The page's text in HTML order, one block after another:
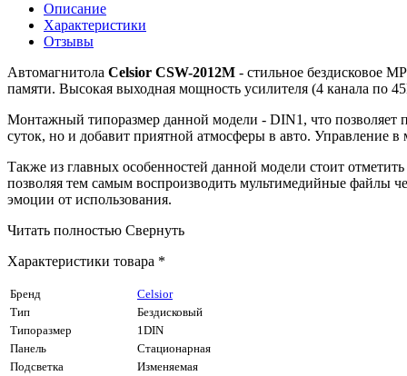
Описание
Характеристики
Отзывы
Автомагнитола Celsior CSW-2012M - стильное бездисковое
памяти. Высокая выходная мощность усилителя (4 канала по
Монтажный типоразмер данной модели - DIN1, что позволяет
суток, но и добавит приятной атмосферы в авто. Управление
Также из главных особенностей данной модели стоит
позволяя тем самым воспроизводить мультимедийные файлы
эмоции от использования.
Читать полностью Свернуть
Характеристики товара *
Бренд
Celsior
Тип
Бездисковый
Типоразмер
1DIN
Панель
Стационарная
Подсветка
Изменяемая